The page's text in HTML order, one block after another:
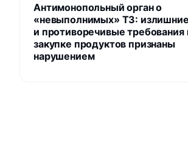
Антимонопольный орган о
«невыполнимых» ТЗ: излишние
и противоречивые требования
закупке продуктов признаны
нарушением